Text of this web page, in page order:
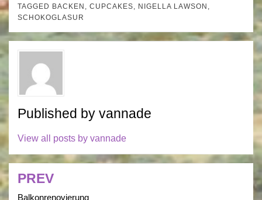
TAGGED BACKEN CUPCAKES NIGELLA LAWSON
SCHOKOGLASUR
Published by vannade
View all posts by vannade
Post
PREV
Balkonrenovierung